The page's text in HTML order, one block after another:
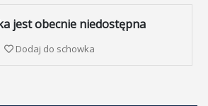
jest obecnie niedostępna
Dodaj do schowka